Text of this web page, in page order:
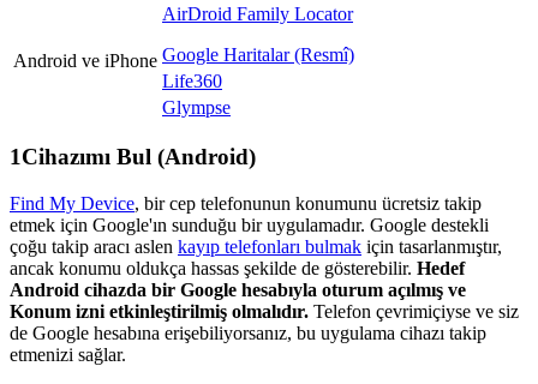
Android ve iPhone
AirDroid Family Locator
Google Haritalar (Resmî)
Life360
Glympse
1Cihazımı Bul (Android)
Find My Device, bir cep telefonunun konumunu ücretsiz takip
etmek için Google'ın sunduğu bir uygulamadır. Google destekli
çoğu takip aracı aslen kayıp telefonları bulmak için tasarlanmıştır,
ancak konumu oldukça hassas şekilde de gösterebilir. Hedef
Android cihazda bir Google hesabıyla oturum açılmış ve
Konum izni etkinleştirilmiş olmalıdır. Telefon çevrimiçiyse ve siz
de Google hesabına erişebiliyorsanız, bu uygulama cihazı takip
etmenizi sağlar.